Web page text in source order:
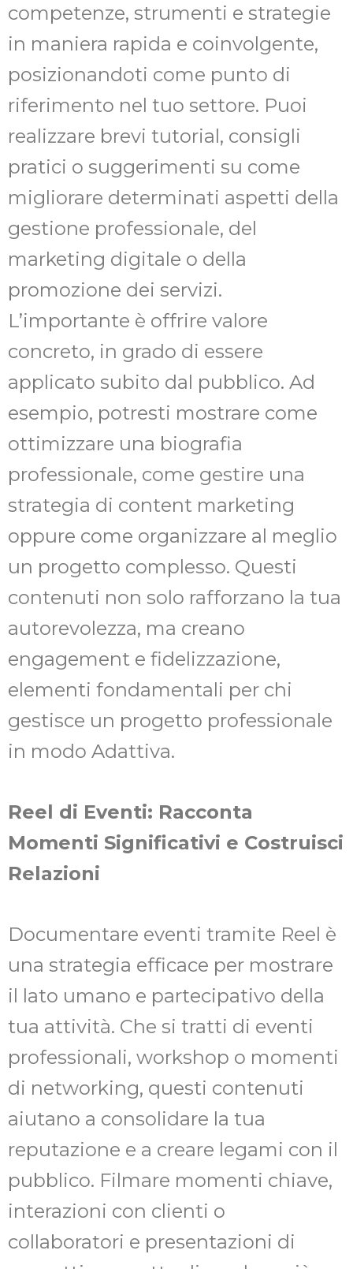
competenze, strumenti e strategie
in maniera rapida e coinvolgente,
posizionandoti come punto di
riferimento nel tuo settore. Puoi
realizzare brevi tutorial, consigli
pratici o suggerimenti su come
migliorare determinati aspetti della
gestione professionale, del
marketing digitale o della
promozione dei servizi.
L’importante è offrire valore
concreto, in grado di essere
applicato subito dal pubblico. Ad
esempio, potresti mostrare come
ottimizzare una biografia
professionale, come gestire una
strategia di content marketing
oppure come organizzare al meglio
un progetto complesso. Questi
contenuti non solo rafforzano la tua
autorevolezza, ma creano
engagement e fidelizzazione,
elementi fondamentali per chi
gestisce un progetto professionale
in modo Adattiva.
Reel di Eventi: Racconta
Momenti Significativi e Costruisci
Relazioni
Documentare eventi tramite Reel è
una strategia efficace per mostrare
il lato umano e partecipativo della
tua attività. Che si tratti di eventi
professionali, workshop o momenti
di networking, questi contenuti
aiutano a consolidare la tua
reputazione e a creare legami con il
pubblico. Filmare momenti chiave,
interazioni con clienti o
collaboratori e presentazioni di